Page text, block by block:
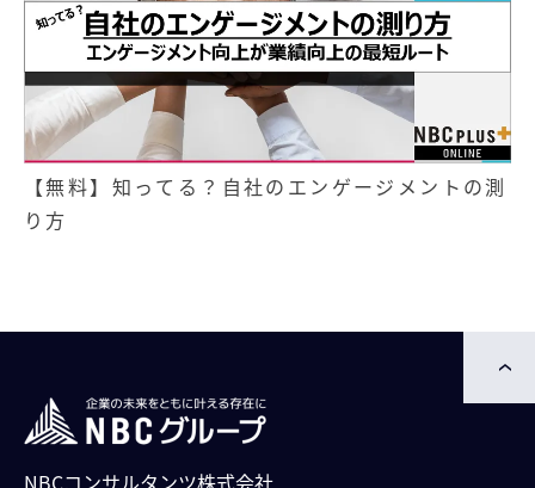
【無料】知ってる？自社のエンゲージメントの測
り方
NBCコンサルタンツ株式会社